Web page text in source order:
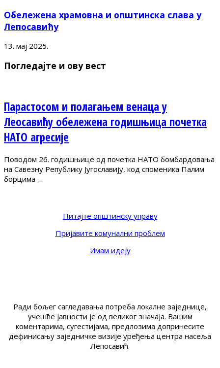
Обележена храмовна и општинска слава у
Лепосавићу
13. мај 2025.
Погледајте и ову вест
Парастосом и полагањем венаца у
Леосавићу обележена годишњица почетка
НАТО агресије
Поводом 26. годишњице од почетка НАТО бомбардовања
на Савезну Републику Југославију, код споменика Палим
борцима …
Питајте општинску управу
Пријавите комунални проблем
Имам идеју
Ради бољег сагледавања потреба локалне заједнице,
учешће јавности је од великог значаја. Вашим
коментарима, сугестијама, предлозима допринесите
дефинисању заједничке визије уређења центра насеља
Лепосавић.